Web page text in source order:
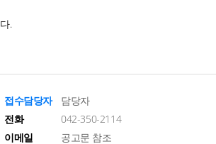
.
접수담당자
담당자
전화
042-350-2114
이메일
공고문 참조